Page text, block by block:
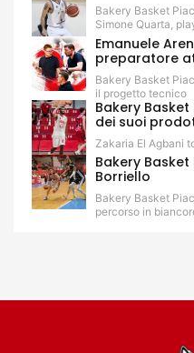
Bakery Basket
Simone Quarta,
Emanuele
preparatore
Bakery Basket
il progetto tecnico
Bakery
dei suoi
Zakaria El Agbani
Bakery
Borriello
Bakery Basket
percorso in